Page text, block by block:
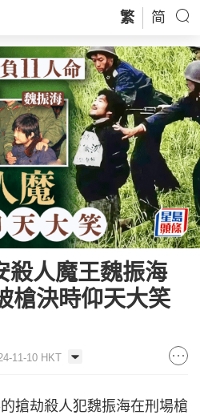
繁 简
殺人魔王魏振海
決時仰天大笑
11-10 HKT
搶劫殺人犯魏振海在刑場槍